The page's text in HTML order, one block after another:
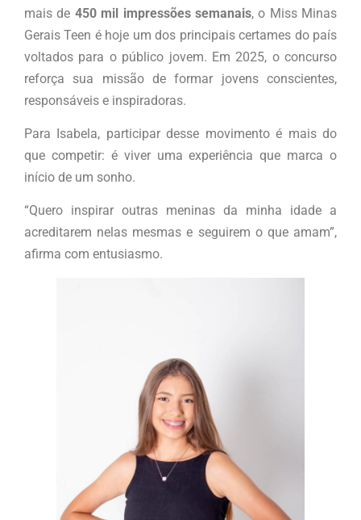
mais de 450 mil impressões semanais, o Miss Minas
Gerais Teen é hoje um dos principais certames do país
voltados para o público jovem. Em 2025, o concurso
reforça sua missão de formar jovens conscientes,
responsáveis e inspiradoras.
Para Isabela, participar desse movimento é mais do
que competir: é viver uma experiência que marca o
início de um sonho.
“Quero inspirar outras meninas da minha idade a
acreditarem nelas mesmas e seguirem o que amam”,
afirma com entusiasmo.